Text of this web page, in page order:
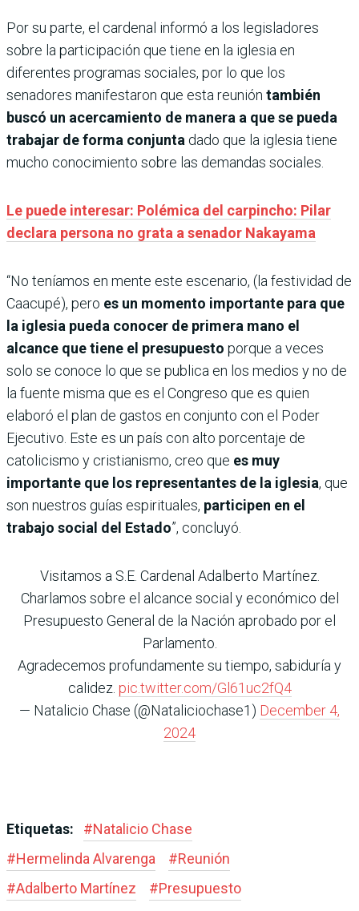
Por su parte, el cardenal informó a los legisladores
sobre la participación que tiene en la iglesia en
diferentes programas sociales, por lo que los
senadores manifestaron que esta reunión también
buscó un acercamiento de manera a que se pueda
trabajar de forma conjunta dado que la iglesia tiene
mucho conocimiento sobre las demandas sociales.
Le puede interesar: Polémica del carpincho: Pilar
declara persona no grata a senador Nakayama
“No teníamos en mente este escenario, (la festividad de
Caacupé), pero es un momento importante para que
la iglesia pueda conocer de primera mano el
alcance que tiene el presupuesto porque a veces
solo se conoce lo que se publica en los medios y no de
la fuente misma que es el Congreso que es quien
elaboró el plan de gastos en conjunto con el Poder
Ejecutivo. Este es un país con alto porcentaje de
catolicismo y cristianismo, creo que es muy
importante que los representantes de la iglesia, que
son nuestros guías espirituales, participen en el
trabajo social del Estado”, concluyó.
Visitamos a S.E. Cardenal Adalberto Martínez.
Charlamos sobre el alcance social y económico del
Presupuesto General de la Nación aprobado por el
Parlamento.
Agradecemos profundamente su tiempo, sabiduría y
calidez. pic.twitter.com/Gl61uc2fQ4
— Natalicio Chase (@Nataliciochase1) December 4,
2024
Etiquetas: #Natalicio Chase
#Hermelinda Alvarenga #Reunión
#Adalberto Martínez #Presupuesto